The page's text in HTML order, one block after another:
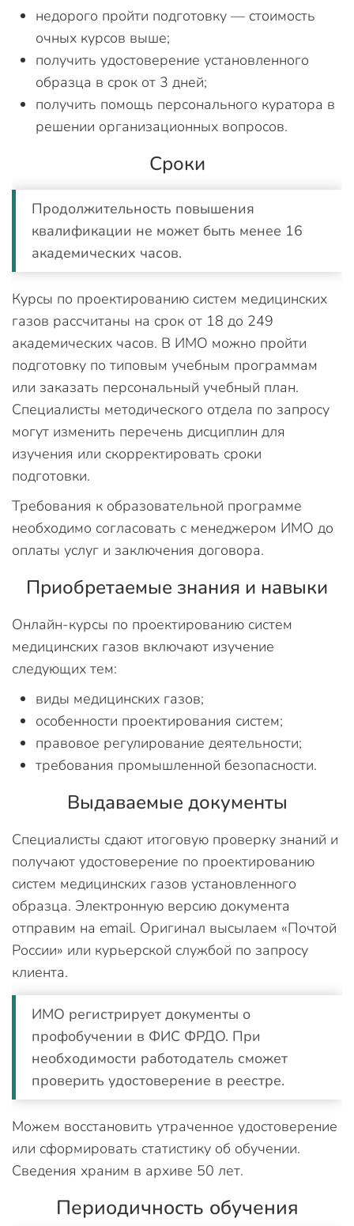
недорого пройти подготовку — стоимость
очных курсов выше;
получить удостоверение установленного
образца в срок от 3 дней;
получить помощь персонального куратора в
решении организационных вопросов.
Сроки
Продолжительность повышения
квалификации не может быть менее 16
академических часов.
Курсы по проектированию систем медицинских
газов рассчитаны на срок от 18 до 249
академических часов. В ИМО можно пройти
подготовку по типовым учебным программам
или заказать персональный учебный план.
Специалисты методического отдела по запросу
могут изменить перечень дисциплин для
изучения или скорректировать сроки
подготовки.
Требования к образовательной программе
необходимо согласовать с менеджером ИМО до
оплаты услуг и заключения договора.
Приобретаемые знания и навыки
Онлайн-курсы по проектированию систем
медицинских газов включают изучение
следующих тем:
виды медицинских газов;
особенности проектирования систем;
правовое регулирование деятельности;
требования промышленной безопасности.
Выдаваемые документы
Специалисты сдают итоговую проверку знаний и
получают удостоверение по проектированию
систем медицинских газов установленного
образца. Электронную версию документа
отправим на email. Оригинал высылаем «Почтой
России» или курьерской службой по запросу
клиента.
ИМО регистрирует документы о
профобучении в ФИС ФРДО. При
необходимости работодатель сможет
проверить удостоверение в реестре.
Можем восстановить утраченное удостоверение
или сформировать статистику об обучении.
Сведения храним в архиве 50 лет.
Периодичность обучения